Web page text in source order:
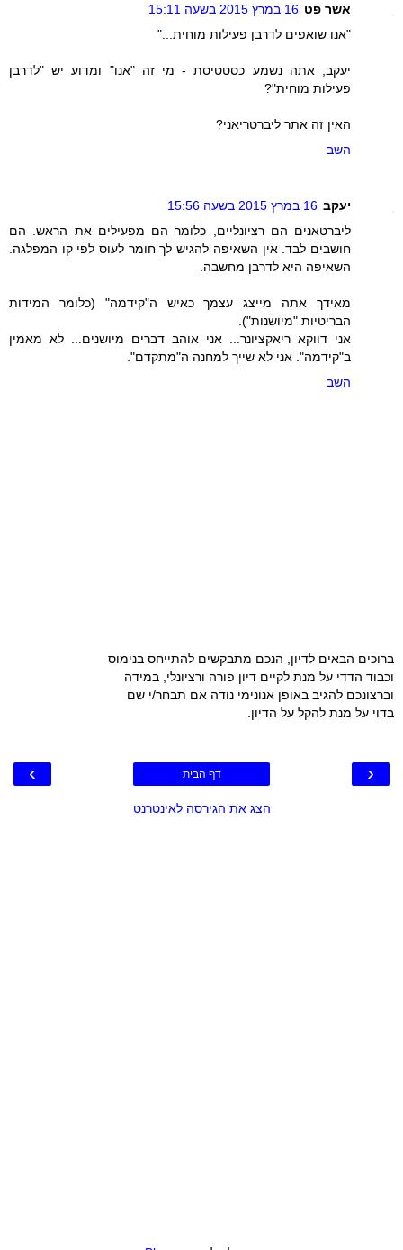
אשר פט 16 במרץ 2015 בשעה 15:11
"אנו שואפים לדרבן פעילות מוחית..."
יעקב, אתה נשמע כסטטיסת - מי זה "אנו" ומדוע יש "לדרבן
פעילות מוחית"?
האין זה אתר ליברטריאני?
השב
יעקב 16 במרץ 2015 בשעה 15:56
ליברטאנים הם רציונליים, כלומר הם מפעילים את הראש. הם
חושבים לבד. אין השאיפה להגיש לך חומר לעוס לפי קו המפלגה.
השאיפה היא לדרבן מחשבה.
מאידך אתה מייצג עצמך כאיש ה"קידמה" (כלומר המידות
הבריטיות "מיושנות").
אני דווקא ריאקציונר... אני אוהב דברים מיושנים... לא מאמין
ב"קידמה". אני לא שייך למחנה ה"מתקדם".
השב
ברוכים הבאים לדיון, הנכם מתבקשים להתייחס בנימוס
וכבוד הדדי על מנת לקיים דיון פורה ורציונלי, במידה
וברצונכם להגיב באופן אנונימי נודה אם תבחר/י שם
בדוי על מנת להקל על הדיון.
‹
› דף הבית
הצג את הגירסה לאינטרנט